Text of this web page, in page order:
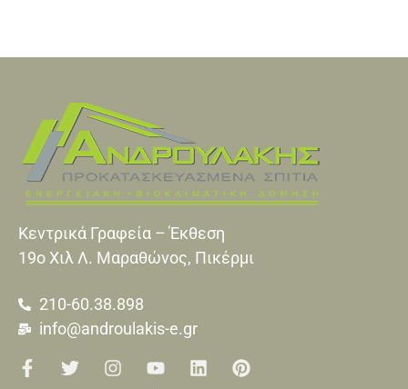
Κεντρικά Γραφεία – Έκθεση
19o Xιλ Λ. Μαραθώνος, Πικέρμι
210-60.38.898
info@androulakis-e.gr